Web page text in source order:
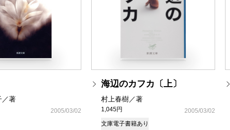
／著
2005/03/02
海辺のカフカ〔上〕
村上春樹／著
1,045円
2005/03/02
文庫電子書籍あり